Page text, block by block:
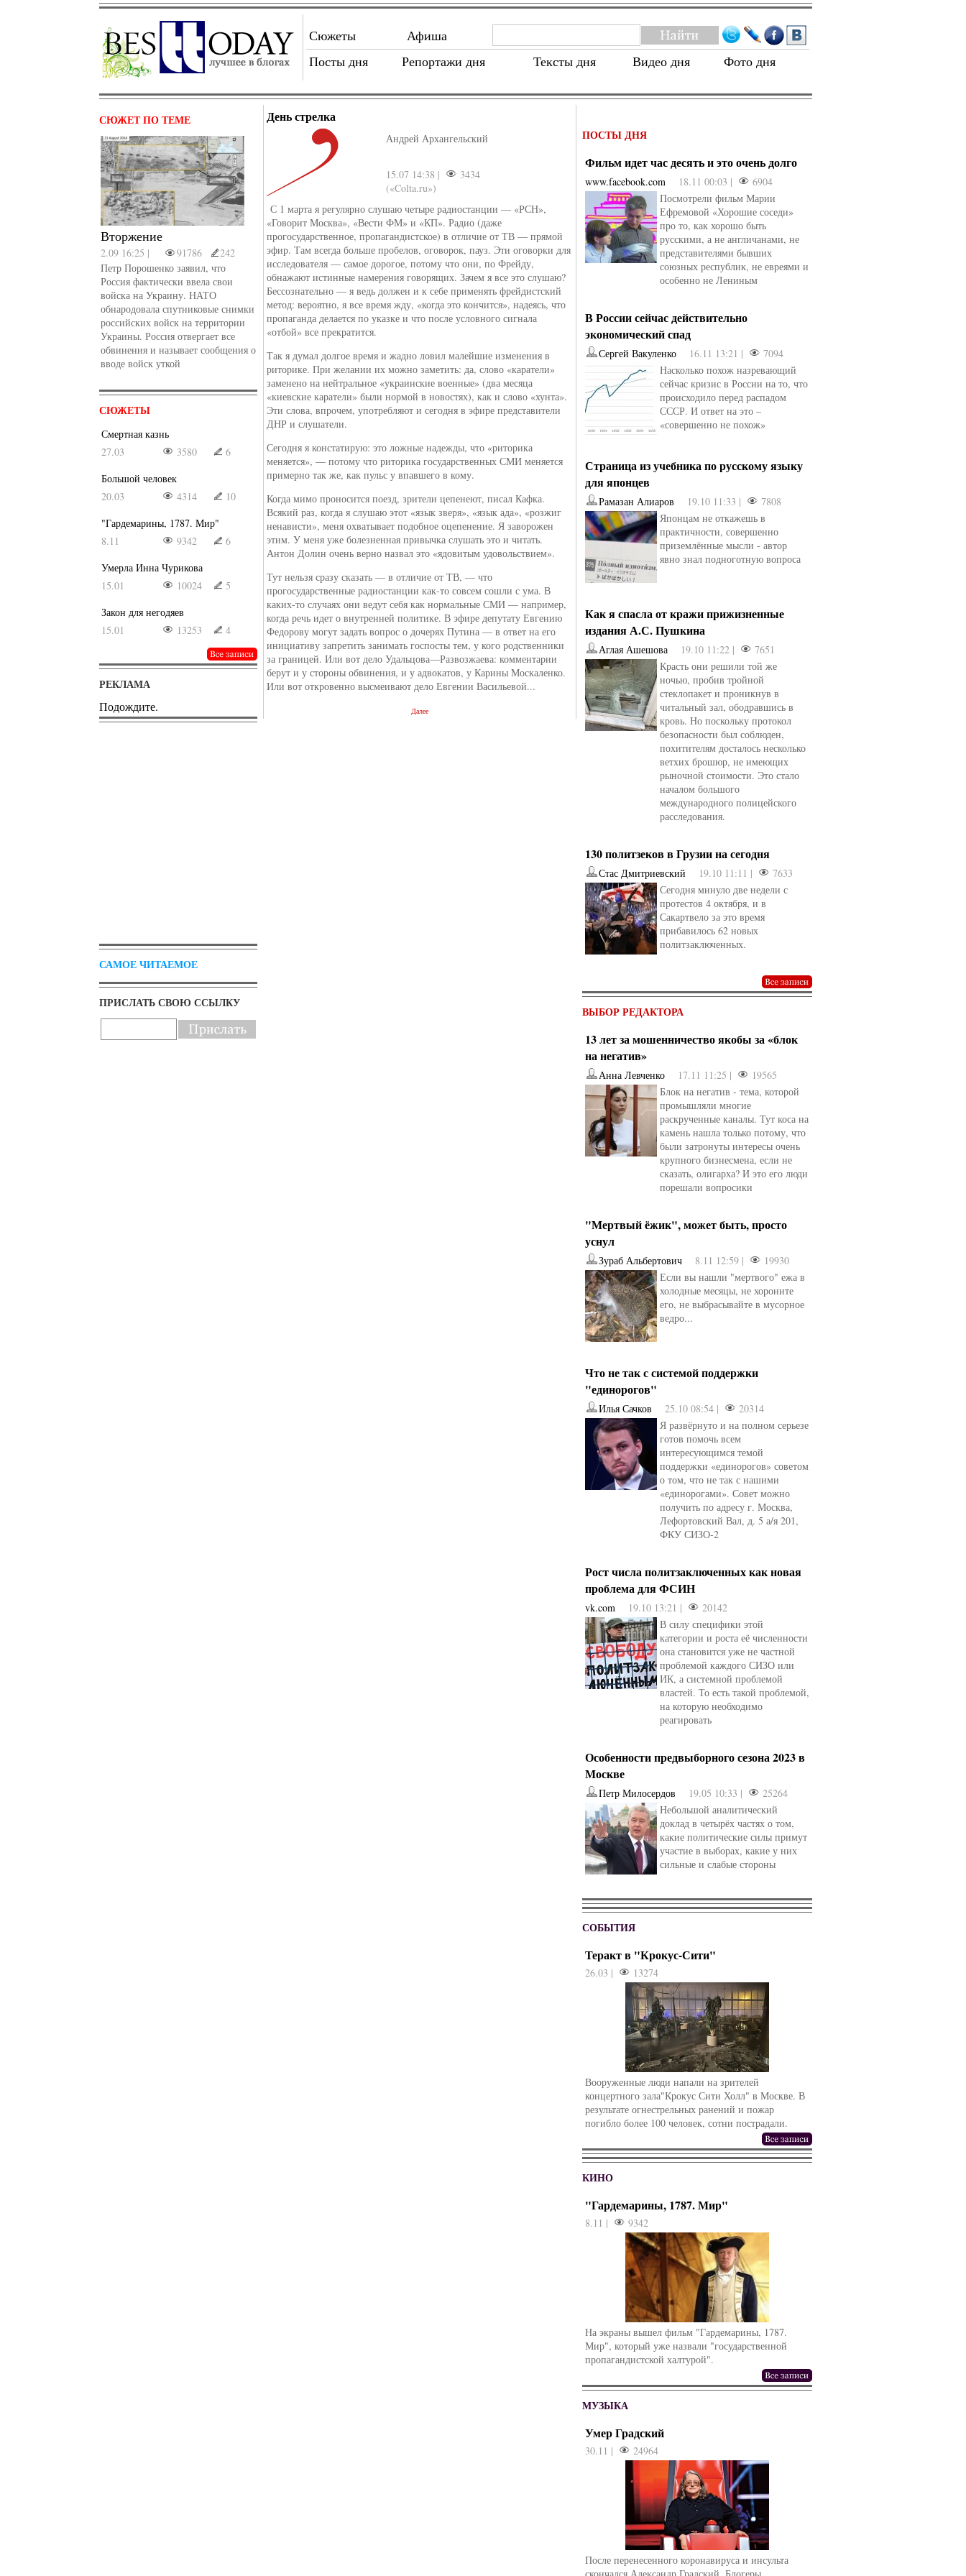
Сюжеты
Афиша
Посты дня
Репортажи дня Тексты дня Видео дня Фото дня
СЮЖЕТ ПО ТЕМЕ
Вторжение
2.09 16:25 | 91786
242
Петр Порошенко заявил, что
Россия фактически ввела свои
войска на Украину. НАТО
обнародовала спутниковые снимки
российских войск на территории
Украины. Россия отвергает все
обвинения и называет сообщения о
вводе войск уткой
СЮЖЕТЫ
Смертная казнь
27.03
3580
6
Большой человек
20.03
4314
10
"Гардемарины, 1787. Мир"
8.11
9342
6
Умерла Инна Чурикова
15.01
10024
5
Закон для негодяев
15.01
13253 4
РЕКЛАМА
Подождите.
САМОЕ ЧИТАЕМОЕ
ПРИСЛАТЬ СВОЮ ССЫЛКУ
День стрелка
Андрей Архангельский
15.07 14:38 |
3434
(«Colta.ru»)
С 1 марта я регулярно слушаю четыре радиостанции — «РСН»,
«Говорит Москва», «Вести ФМ» и «КП». Радио (даже
прогосударственное, пропагандистское) в отличие от ТВ — прямой
эфир. Там всегда больше пробелов, оговорок, пауз. Эти оговорки для
исследователя — самое дорогое, потому что они, по Фрейду,
обнажают истинные намерения говорящих. Зачем я все это слушаю?
Бессознательно — я ведь должен и к себе применять фрейдистский
метод: вероятно, я все время жду, «когда это кончится», надеясь, что
пропаганда делается по указке и что после условного сигнала
«отбой» все прекратится.
Так я думал долгое время и жадно ловил малейшие изменения в
риторике. При желании их можно заметить: да, слово «каратели»
заменено на нейтральное «украинские военные» (два месяца
«киевские каратели» были нормой в новостях), как и слово «хунта».
Эти слова, впрочем, употребляют и сегодня в эфире представители
ДНР и слушатели.
Сегодня я констатирую: это ложные надежды, что «риторика
меняется», — потому что риторика государственных СМИ меняется
примерно так же, как пульс у впавшего в кому.
Когда мимо проносится поезд, зрители цепенеют, писал Кафка.
Всякий раз, когда я слушаю этот «язык зверя», «язык ада», «розжиг
ненависти», меня охватывает подобное оцепенение. Я заворожен
этим. У меня уже болезненная привычка слушать это и читать.
Антон Долин очень верно назвал это «ядовитым удовольствием».
Тут нельзя сразу сказать — в отличие от ТВ, — что
прогосударственные радиостанции как-то совсем сошли с ума. В
каких-то случаях они ведут себя как нормальные СМИ — например,
когда речь идет о внутренней политике. В эфире депутату Евгению
Федорову могут задать вопрос о дочерях Путина — в ответ на его
инициативу запретить занимать госпосты тем, у кого родственники
за границей. Или вот дело Удальцова—Развозжаева: комментарии
берут и у стороны обвинения, и у адвокатов, у Карины Москаленко.
Или вот откровенно высмеивают дело Евгении Васильевой...
Далее
ПОСТЫ ДНЯ
Фильм идет час десять и это очень долго
www.facebook.com 18.11 00:03 |
6904
Посмотрели фильм Марии
Ефремовой «Хорошие соседи»
про то, как хорошо быть
русскими, а не англичанами, не
представителями бывших
союзных республик, не евреями и
особенно не Лениным
В России сейчас действительно
экономический спад
Сергей Вакуленко 16.11 13:21 |
7094
Насколько похож назревающий
сейчас кризис в России на то, что
происходило перед распадом
СССР. И ответ на это –
«совершенно не похож»
Страница из учебника по русскому языку
для японцев
Рамазан Алиаров 19.10 11:33 |
7808
Японцам не откажешь в
практичности, совершенно
приземлённые мысли - автор
явно знал подноготную вопроса
Как я спасла от кражи прижизненные
издания А.С. Пушкина
Аглая Ашешова 19.10 11:22 |
7651
Красть они решили той же
ночью, пробив тройной
стеклопакет и проникнув в
читальный зал, ободравшись в
кровь. Но поскольку протокол
безопасности был соблюден,
похитителям досталось несколько
ветхих брошюр, не имеющих
рыночной стоимости. Это стало
началом большого
международного полицейского
расследования.
130 политзеков в Грузии на сегодня
Стас Дмитриевский 19.10 11:11 |
7633
Сегодня минуло две недели с
протестов 4 октября, и в
Сакартвело за это время
прибавилось 62 новых
политзаключенных.
ВЫБОР РЕДАКТОРА
13 лет за мошенничество якобы за «блок
на негатив»
Анна Левченко 17.11 11:25 |
19565
Блок на негатив - тема, которой
промышляли многие
раскрученные каналы. Тут коса на
камень нашла только потому, что
были затронуты интересы очень
крупного бизнесмена, если не
сказать, олигарха? И это его люди
порешали вопросики
"Мертвый ёжик", может быть, просто
уснул
Зураб Альбертович 8.11 12:59 |
19930
Если вы нашли "мертвого" ежа в
холодные месяцы, не хороните
его, не выбрасывайте в мусорное
ведро...
Что не так с системой поддержки
"единорогов"
Илья Сачков 25.10 08:54 |
20314
Я развёрнуто и на полном серьезе
готов помочь всем
интересующимся темой
поддержки «единорогов» советом
о том, что не так с нашими
«единорогами». Совет можно
получить по адресу г. Москва,
Лефортовский Вал, д. 5 а/я 201,
ФКУ СИЗО-2
Рост числа политзаключенных как новая
проблема для ФСИН
vk.com 19.10 13:21 |
20142
В силу специфики этой
категории и роста её численности
она становится уже не частной
проблемой каждого СИЗО или
ИК, а системной проблемой
властей. То есть такой проблемой,
на которую необходимо
реагировать
Особенности предвыборного сезона 2023 в
Москве
Петр Милосердов 19.05 10:33 |
25264
Небольшой аналитический
доклад в четырёх частях о том,
какие политические силы примут
участие в выборах, какие у них
сильные и слабые стороны
СОБЫТИЯ
Теракт в "Крокус-Сити"
26.03 | 13274
Вооруженные люди напали на зрителей
концертного зала"Крокус Сити Холл" в Москве. В
результате огнестрельных ранений и пожар
погибло более 100 человек, сотни пострадали.
КИНО
"Гардемарины, 1787. Мир"
8.11 | 9342
На экраны вышел фильм "Гардемарины, 1787.
Мир", который уже назвали "государственной
пропагандистской халтурой".
МУЗЫКА
Умер Градский
30.11 | 24964
После перенесенного коронавируса и инсульта